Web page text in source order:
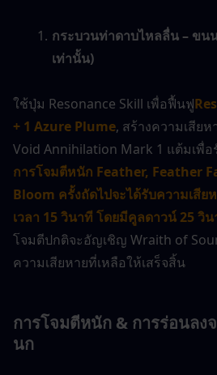
กระบวนท่าดาบไหลลื่น – ขน
เท่านั้น)
ใช้ปุ่ม Resonance Skill เพื่อฟื้นฟู
+ 1 Azure Plume, สร้างความเสีย
การโจมตีหนัก Feather, Feather
Bloom ครั้งถัดไปจะได้รับความเสีย
เวลา 15 วินาที โดยมีคูลดาวน์ 25 วิ
โจมตีปกติจะอัญเชิญ Wraith of
ความเสียหายที่เหลือให้เสร็จสิ้น
การโจมตีหนัก & การร่อนลง
นก